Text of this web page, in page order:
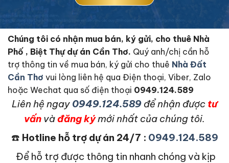
Chúng tôi có nhận mua bán, ký gửi, cho thuê Nhà
Phố , Biệt Thự dự án Cần Thơ. Quý anh/chị cần hỗ
trợ thông tin về mua bán, ký gửi cho thuê Nhà Đất
Cần Thơ vui lòng liên hệ qua Điện thoại, Viber, Zalo
hoặc Wechat qua số điện thoại 0949.124.589
Liên hệ ngay 0949.124.589 để nhận được tư
vấn vàđăng kýmới nhất của chúng tôi.
☎️ Hotline hỗ trợ dự án 24/7 : 0949.124.589
Để hỗ trợ được thông tin nhanh chóng và kịp